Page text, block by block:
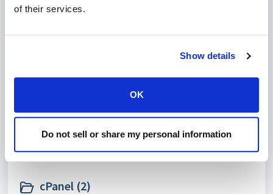
of their services.
Show details
OK
Do not sell or share my personal information
PsyExceptionRuntimeException Unable to
create PsySH runtime directory
Content-Disposition ERR_INVALID_RESPONSE
Alles weergeven 6
cPanel (2)